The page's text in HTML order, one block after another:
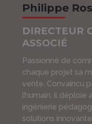
Philippe
DIRECTEUR
ASSOCIÉ
Passionné de
chaque projet sa
vente. Convaincu
l’humain, il déploie
ingénierie
solutions